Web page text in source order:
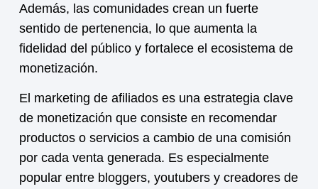
Además, las comunidades crean un fuerte
sentido de pertenencia, lo que aumenta la
fidelidad del público y fortalece el ecosistema de
monetización.
El marketing de afiliados es una estrategia clave
de monetización que consiste en recomendar
productos o servicios a cambio de una comisión
por cada venta generada. Es especialmente
popular entre bloggers, youtubers y creadores de